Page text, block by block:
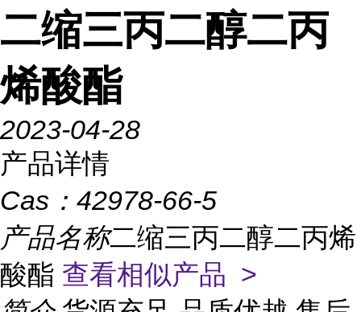
二缩三丙二醇二丙
烯酸酯
2023-04-28
产品详情
Cas： 42978-66-5
产品名称二缩三丙二醇二丙烯
酸酯 查看相似产品 >